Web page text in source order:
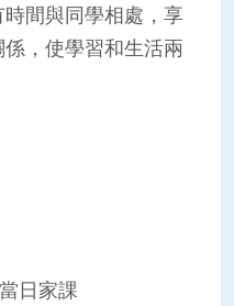
間與同學相處，享
，使學習和生活兩
當日家課